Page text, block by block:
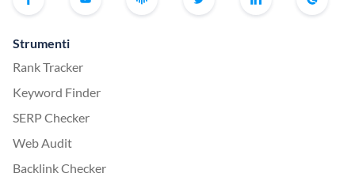
Strumenti
Rank Tracker
Keyword Finder
SERP Checker
Web Audit
Backlink Checker